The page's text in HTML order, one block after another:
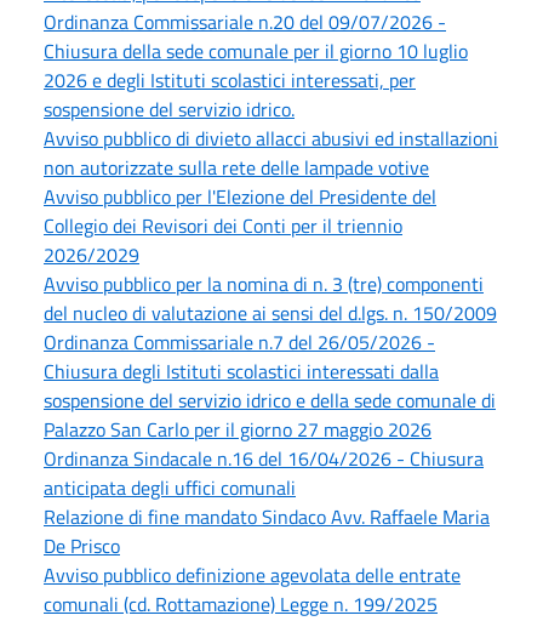
Ordinanza Commissariale n.20 del 09/07/2026 -
Chiusura della sede comunale per il giorno 10 luglio
2026 e degli Istituti scolastici interessati, per
sospensione del servizio idrico.
Avviso pubblico di divieto allacci abusivi ed installazioni
non autorizzate sulla rete delle lampade votive
Avviso pubblico per l'Elezione del Presidente del
Collegio dei Revisori dei Conti per il triennio
2026/2029
Avviso pubblico per la nomina di n. 3 (tre) componenti
del nucleo di valutazione ai sensi del d.lgs. n. 150/2009
Ordinanza Commissariale n.7 del 26/05/2026 -
Chiusura degli Istituti scolastici interessati dalla
sospensione del servizio idrico e della sede comunale di
Palazzo San Carlo per il giorno 27 maggio 2026
Ordinanza Sindacale n.16 del 16/04/2026 - Chiusura
anticipata degli uffici comunali
Relazione di fine mandato Sindaco Avv. Raffaele Maria
De Prisco
Avviso pubblico definizione agevolata delle entrate
comunali (cd. Rottamazione) Legge n. 199/2025